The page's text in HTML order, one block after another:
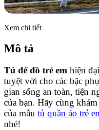
Xem chi tiết
Mô tả
Tủ để đồ trẻ em hiện
tuyệt vời cho các bậc
gian sống an toàn, tiện
của bạn. Hãy cùng
của mẫu tủ quần áo trẻ
nhé!